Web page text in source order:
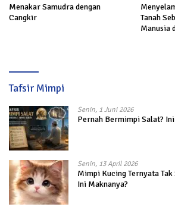
Menakar Samudra dengan
Cangkir
Tanah
Manusia
Tafsir Mimpi
Senin, 1 Juni 2026
Pernah Bermimpi Salat?
Senin, 13 April 2026
Mimpi Kucing Ternyata
Ini Maknanya?